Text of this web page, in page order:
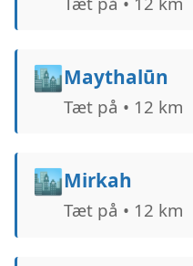
🏙️Maythalūn
Tæt på • 12 km
🏙️Mirkah
Tæt på • 12 km